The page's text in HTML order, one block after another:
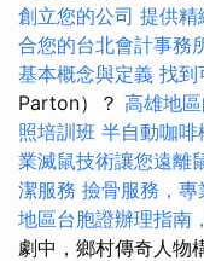
創立您的公司 提供精
合您的台北會計事務
基本概念與定義 找到
Parton）？ 高雄地
照培訓班 半自動咖啡
業滅鼠技術讓您遠離
潔服務 撿骨服務，
地區台胞證辦理指南
劇中，鄉村傳奇人物